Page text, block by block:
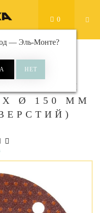
— Эль-Монте?
0
КРУГИ
Ø 150 ММ